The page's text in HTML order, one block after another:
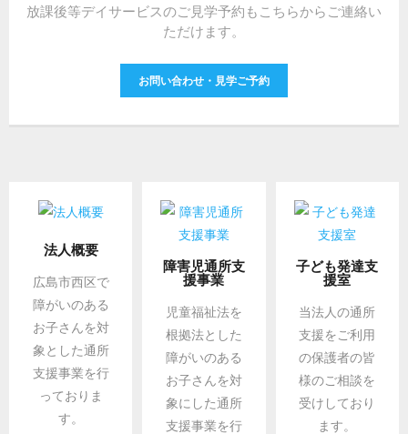
放課後等デイサービスのご見学予約もこちらからご連絡い
ただけます。
お問い合わせ・見学ご予約
法人概要
広島市西区で
障がいのある
お子さんを対
象とした通所
支援事業を行
っておりま
す。
障害児通所支
援事業
児童福祉法を
根拠法とした
障がいのある
お子さんを対
象にした通所
支援事業を行
子ども発達支
援室
当法人の通所
支援をご利用
の保護者の皆
様のご相談を
受けしており
ます。